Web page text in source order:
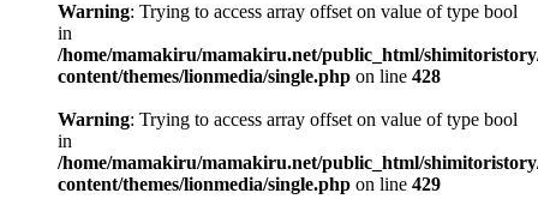
Warning: Trying to access array offset on value of type bool
in
/home/mamakiru/mamakiru.net/public_html/
content/themes/lionmedia/single.php on line 428
Warning: Trying to access array offset on value of type bool
in
/home/mamakiru/mamakiru.net/public_html/
content/themes/lionmedia/single.php on line 429